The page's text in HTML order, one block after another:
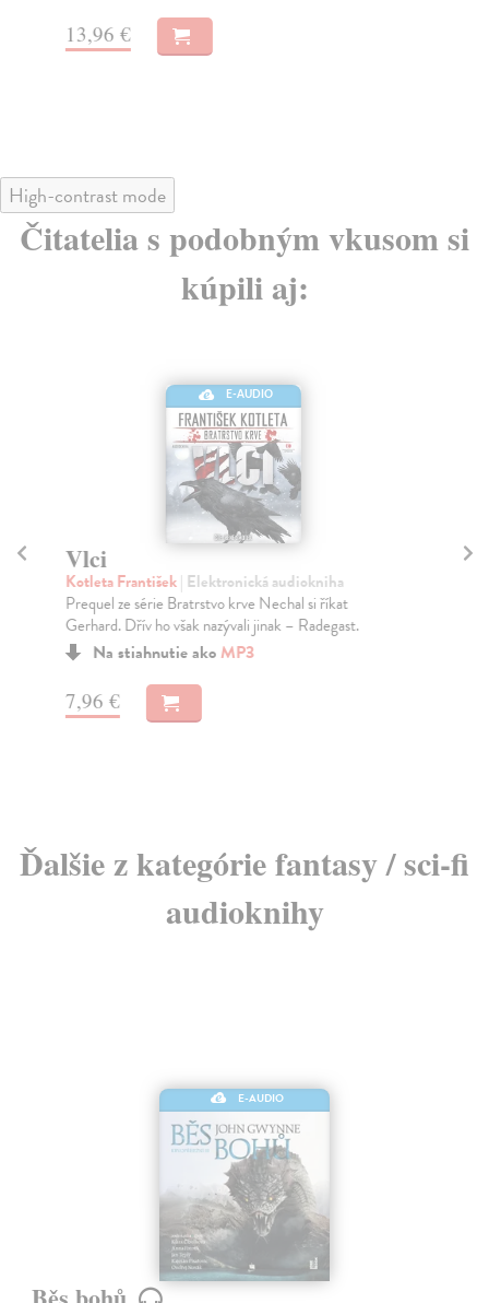
13,96 €
High-contrast mode
Čitatelia s podobným vkusom si
kúpili aj:
E-AUDIO
Vlci
Kotleta František| Elektronická audiokniha
Prequel ze série Bratrstvo krve Nechal si říkat
Gerhard. Dřív ho však nazývali jinak – Radegast.
Na stiahnutie akoMP3
7,96 €
Ďalšie z kategórie fantasy / sci-fi
audioknihy
E-AUDIO